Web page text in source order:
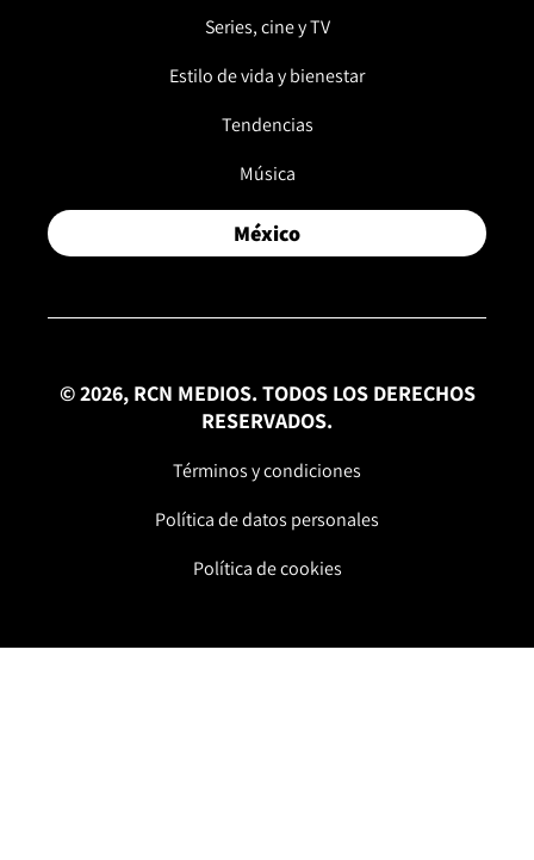
Series, cine y TV
Estilo de vida y bienestar
Tendencias
Música
México
© 2026, RCN MEDIOS. TODOS LOS DERECHOS
RESERVADOS.
Términos y condiciones
Política de datos personales
Política de cookies